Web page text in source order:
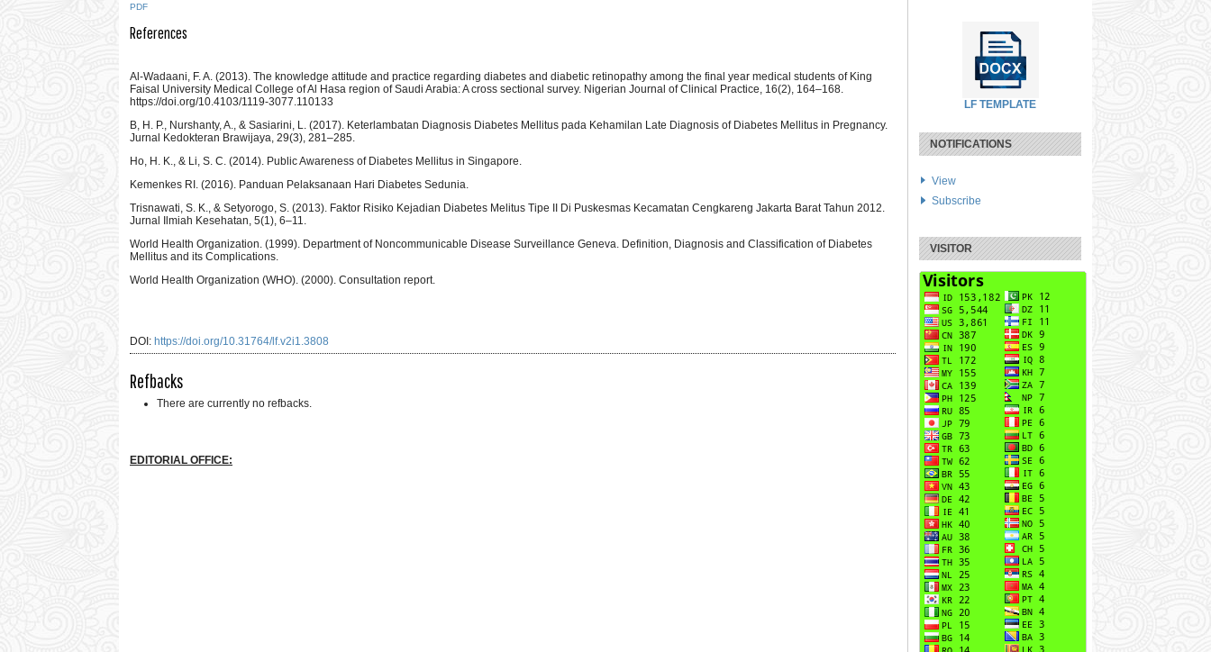
LF TEMPLATE
NOTIFICATIONS
View
Subscribe
VISITOR
PDF
References
Al-Wadaani, F. A. (2013). The knowledge attitude and practice regarding diabetes and diabetic retinopathy among the final year medical students of King
Faisal University Medical College of Al Hasa region of Saudi Arabia: A cross sectional survey. Nigerian Journal of Clinical Practice, 16(2), 164–168.
https://doi.org/10.4103/1119-3077.110133
B, H. P., Nurshanty, A., & Sasiarini, L. (2017). Keterlambatan Diagnosis Diabetes Mellitus pada Kehamilan Late Diagnosis of Diabetes Mellitus in Pregnancy.
Jurnal Kedokteran Brawijaya, 29(3), 281–285.
Ho, H. K., & Li, S. C. (2014). Public Awareness of Diabetes Mellitus in Singapore.
Kemenkes RI. (2016). Panduan Pelaksanaan Hari Diabetes Sedunia.
Trisnawati, S. K., & Setyorogo, S. (2013). Faktor Risiko Kejadian Diabetes Melitus Tipe II Di Puskesmas Kecamatan Cengkareng Jakarta Barat Tahun 2012.
Jurnal Ilmiah Kesehatan, 5(1), 6–11.
World Health Organization. (1999). Department of Noncommunicable Disease Surveillance Geneva. Definition, Diagnosis and Classification of Diabetes
Mellitus and its Complications.
World Health Organization (WHO). (2000). Consultation report.
DOI: https://doi.org/10.31764/lf.v2i1.3808
Refbacks
There are currently no refbacks.
EDITORIAL OFFICE: